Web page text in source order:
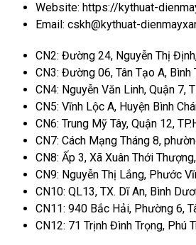
Website: https://kythuat-
Email: cskh@kythuat-
CN2: Đường 24, Nguyễn Thị
CN3: Đường 06, Tân Tạo A, Bình
CN4: Nguyễn Văn Linh, Quận 7,
CN5: Vĩnh Lộc A, Huyện Bình
CN6: Trung Mỹ Tây, Quận 12,
CN7: Cách Mạng Tháng 8,
CN8: Ấp 3, Xã Xuân Thới
CN9: Nguyễn Thị Lắng, Phước
CN10: QL13, TX. Dĩ An, Bình
CN11: 940 Bắc Hải, Phường 6,
CN12: 71 Trịnh Đình Trọng, Phú